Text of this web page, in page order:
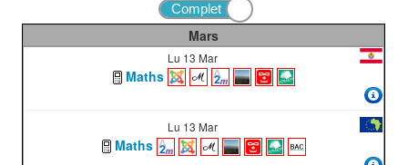
Mars
Lu 13 Mar
Maths
Lu 13 Mar
Maths